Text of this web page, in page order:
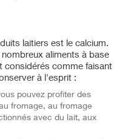
laitiers est le calcium.
aliments à base
considérés comme faisant
à l'esprit :
pouvez profiter des
fromage, au fromage
avec du lait, aux